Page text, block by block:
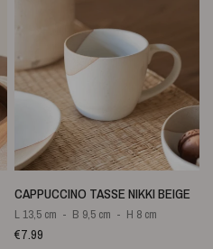
SCHNELLANSICHT
CAPPUCCINO TASSE NIKKI BEIGE
L 13,5 cm B 9,5 cm H 8 cm
€7.99